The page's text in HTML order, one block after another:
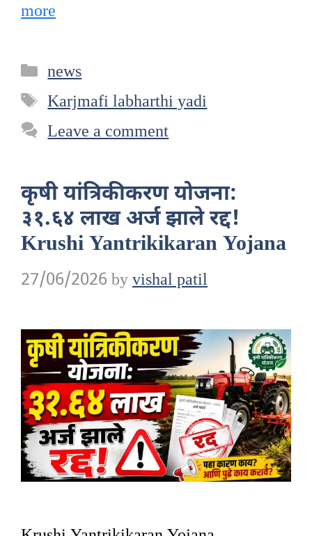
more
Categories
news
Tags
Karjmafi labharthi yadi
Leave a comment
कृषी यांत्रिकीकरण योजना:
३१.६४ लाख अर्ज झाले रद्द!
Krushi Yantrikikaran Yojana
27/06/2026 byvishal patil